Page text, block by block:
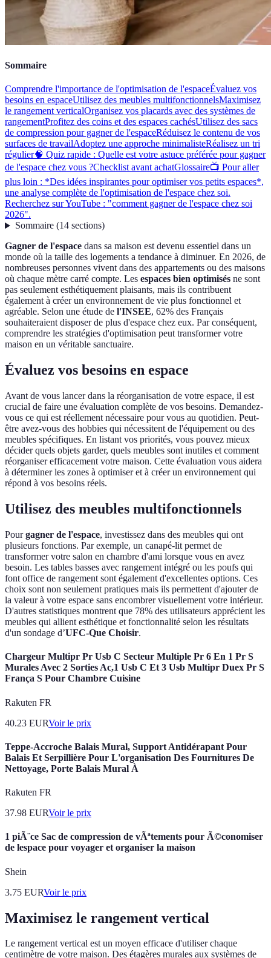
Sommaire
Comprendre l'importance de l'optimisation de l'espaceÉvaluez vos
besoins en espaceUtilisez des meubles multifonctionnelsMaximisez
le rangement verticalOrganisez vos placards avec des systèmes de
rangementProfitez des coins et des espaces cachésUtilisez des sacs
de compression pour gagner de l'espaceRéduisez le contenu de vos
surfaces de travailAdoptez une approche minimalisteRéalisez un tri
régulier🧠 Quiz rapide : Quelle est votre astuce préférée pour gagner
de l'espace chez vous ?Checklist avant achatGlossaire📺 Pour aller
plus loin : *Des idées inspirantes pour optimiser vos petits espaces*,
une analyse complète de l'optimisation de l'espace chez soi.
Recherchez sur YouTube : "comment gagner de l'espace chez soi
2026".
Sommaire(14 sections)
Gagner de l'espace dans sa maison est devenu essentiel dans un
monde où la taille des logements a tendance à diminuer. En 2026, de
nombreuses personnes vivent dans des appartements ou des maisons
où chaque mètre carré compte. Les espaces bien optimisés ne sont
pas seulement esthétiquement plaisants, mais ils contribuent
également à créer un environnement de vie plus fonctionnel et
agréable. Selon une étude de l'INSEE, 62% des Français
souhaiteraient disposer de plus d'espace chez eux. Par conséquent,
comprendre les stratégies d'optimisation peut transformer votre
maison en un véritable sanctuaire.
Évaluez vos besoins en espace
Avant de vous lancer dans la réorganisation de votre espace, il est
crucial de faire une évaluation complète de vos besoins. Demandez-
vous ce qui est réellement nécessaire pour vous au quotidien. Peut-
être avez-vous des hobbies qui nécessitent de l'équipement ou des
meubles spécifiques. En listant vos priorités, vous pouvez mieux
décider quels objets garder, quels meubles sont inutiles et comment
réorganiser efficacement votre maison. Cette évaluation vous aidera
à déterminer les zones à optimiser et à créer un environnement qui
répond à vos besoins réels.
Utilisez des meubles multifonctionnels
Pourgagner de l'espace, investissez dans des meubles qui ont
plusieurs fonctions. Par exemple, un canapé-lit permet de
transformer votre salon en chambre d'ami lorsque vous en avez
besoin. Les tables basses avec rangement intégré ou les poufs qui
font office de rangement sont également d'excellentes options. Ces
choix sont non seulement pratiques mais ils permettent d'ajouter de
la valeur à votre espace sans encombrer visuellement votre intérieur.
D'autres statistiques montrent que 78% des utilisateurs apprécient les
meubles qui allient esthétique et fonctionnalité selon les résultats
d'un sondage d’UFC-Que Choisir.
Chargeur Multipr Pr Usb C Secteur Multiple Pr 6 En 1 Pr S
Murales Avec 2 Sorties Ac,1 Usb C Et 3 Usb Multipr Duex Pr S
França S Pour Chambre Cuisine
Rakuten FR
40.23 EURVoir le prix
Teppe-Accroche Balais Mural, Support Antidérapant Pour
Balais Et Serpillière Pour L'organisation Des Fournitures De
Nettoyage, Porte Balais Mural À
Rakuten FR
37.98 EURVoir le prix
1 piÃ¨ce Sac de compression de vÃªtements pour Ã©conomiser
de lespace pour voyager et organiser la maison
Shein
3.75 EURVoir le prix
Maximisez le rangement vertical
Le rangement vertical est un moyen efficace d'utiliser chaque
centimètre de votre maison. Des étagères murales aux systèmes de